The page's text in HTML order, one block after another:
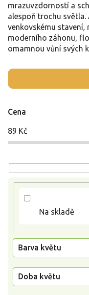
mrazuvzdorností a
alespoň trochu
venkovskému stavení,
moderního záhonu,
omamnou vůní svých
Cena
89 Kč
Na skladě
Barva květu
Doba květu
V
ý
s
p
u